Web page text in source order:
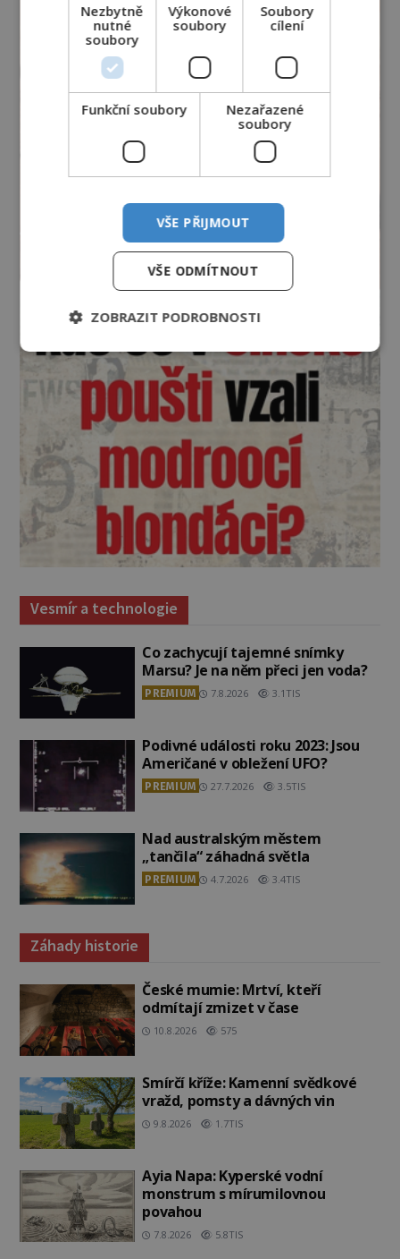
Vesmír a technologie
Co zachycují tajemné snímky
Marsu? Je na něm přeci jen voda?
PREMIUM 7.8.2026 3.1TIS
Podivné události roku 2023: Jsou
Američané v obležení UFO?
PREMIUM 27.7.2026 3.5TIS
Nad australským městem
„tančila“ záhadná světla
PREMIUM 4.7.2026 3.4TIS
Záhady historie
České mumie: Mrtví, kteří
odmítají zmizet v čase
10.8.2026 575
Smírčí kříže: Kamenní svědkové
vražd, pomsty a dávných vin
9.8.2026 1.7TIS
Ayia Napa: Kyperské vodní
monstrum s mírumilovnou
povahou
7.8.2026 5.8TIS
Nezbytně
nutné
soubory
Výkonové
soubory
Soubory
cílení
Funkční soubory
Nezařazené
soubory
VŠE PŘIJMOUT
VŠE ODMÍTNOUT
ZOBRAZIT PODROBNOSTI